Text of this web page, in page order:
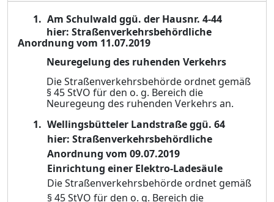
Am Schulwald ggü. der Hausnr. 4-44
hier: Straßenverkehrsbehördliche
Anordnung vom 11.07.2019
Neuregelung des ruhenden Verkehrs
Die Straßenverkehrsbehörde ordnet gemäß
§ 45 StVO für den o. g. Bereich die
Neuregeung des ruhenden Verkehrs an.
Wellingsbütteler Landstraße ggü. 64
hier: Straßenverkehrsbehördliche
Anordnung vom 09.07.2019
Einrichtung einer Elektro-Ladesäule
Die Straßenverkehrsbehörde ordnet gemäß
§ 45 StVO für den o. g. Bereich die